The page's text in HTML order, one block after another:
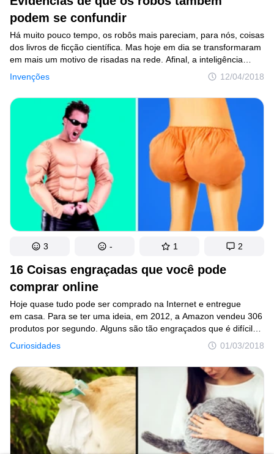
podem se confundir
Invenções 12/04/2018
Há muito pouco tempo, os robôs mais pareciam, para nós, coisas
dos livros de ficção científica. Mas hoje em dia se transformaram
em mais um motivo de risadas na rede. Afinal, a inteligência
artificial cada vez mais é capaz de fazer bobagens reais e até
piadas.
16 Coisas engraçadas que você pode
comprar online
Curiosidades 01/03/2018
Hoje quase tudo pode ser comprado na Internet e entregue
em casa. Para se ter uma ideia, em 2012, a Amazon vendeu 306
produtos por segundo. Alguns são tão engraçados que é difícil
imaginar quem pode querer comprá-los. No entanto, a julgar
3 - 1 2